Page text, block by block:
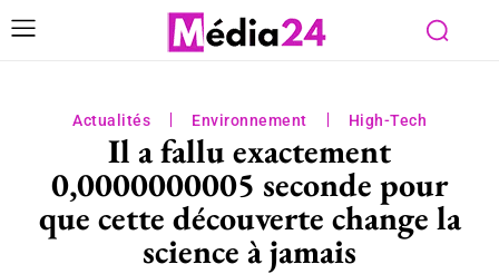
Actualités Environnement High-Tech
Il a fallu exactement
0,0000000005 seconde pour
que cette découverte change la
science à jamais